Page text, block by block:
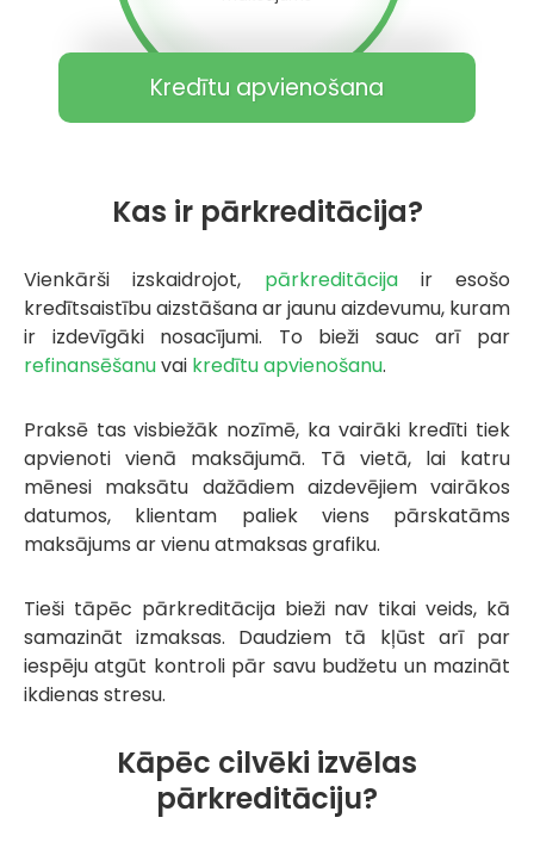
Kredītu apvienošana
Kas ir pārkreditācija?
Vienkārši izskaidrojot, pārkreditācijair esošo
kredītsaistību aizstāšana ar jaunu aizdevumu, kuram
ir izdevīgāki nosacījumi. To bieži sauc arī par
refinansēšanuvai kredītu apvienošanu.
Praksē tas visbiežāk nozīmē, ka vairāki kredīti tiek
apvienoti vienā maksājumā. Tā vietā, lai katru
mēnesi maksātu dažādiem aizdevējiem vairākos
datumos, klientam paliek viens pārskatāms
maksājums ar vienu atmaksas grafiku.
Tieši tāpēc pārkreditācija bieži nav tikai veids, kā
samazināt izmaksas. Daudziem tā kļūst arī par
iespēju atgūt kontroli pār savu budžetu un mazināt
ikdienas stresu.
Kāpēc cilvēki izvēlas
pārkreditāciju?